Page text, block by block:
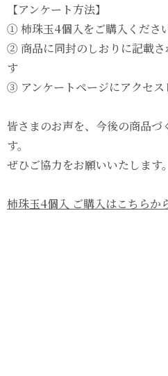
【アンケート方法】
① 柿珠玉4個入をご購入くださ
② 商品に同封のしおりに記載さ
す
③ アンケートページにアクセス
皆さまのお声を、今後の商品づ
す。
ぜひご協力をお願いいたします。
柿珠玉4個入 ご購入はこちらか